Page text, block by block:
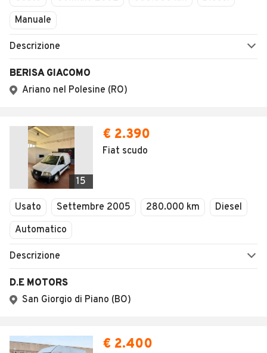
Manuale
Descrizione
BERISA GIACOMO
Ariano nel Polesine (RO)
15
€ 2.390
Fiat scudo
Usato Settembre 2005 280.000 km
Diesel
Automatico
Descrizione
D.E MOTORS
San Giorgio di Piano (BO)
€ 2.400